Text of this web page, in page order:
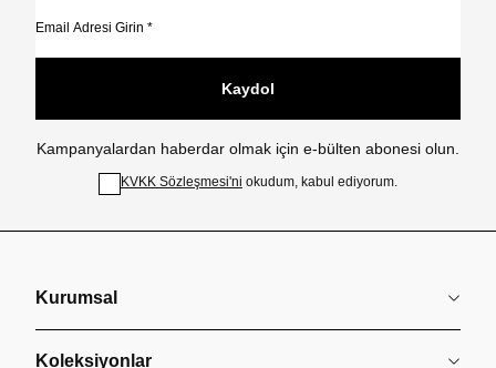
Kaydol
Kampanyalardan haberdar olmak için e-bülten abonesi olun.
KVKK Sözleşmesi'ni okudum, kabul ediyorum.
Kurumsal
Koleksiyonlar